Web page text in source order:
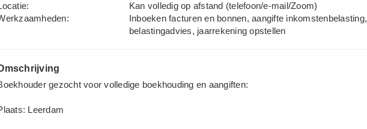
Kan volledig op afstand (telefoon/e-mail/Zoom)
Inboeken facturen en bonnen, aangifte inkomstenbelasting,
belastingadvies, jaarrekening opstellen
gezocht voor volledige boekhouding en aangiften:
Leerdam